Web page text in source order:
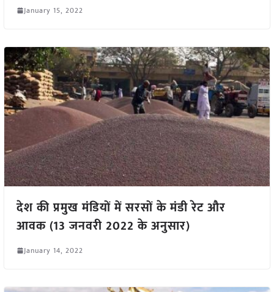
January 15, 2022
देश की प्रमुख मंडियों में सरसों के मंडी रेट और
आवक (13 जनवरी 2022 के अनुसार)
January 14, 2022